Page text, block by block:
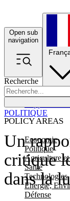
Open sub
navigation
Recherche
POLICY AREAS
Economie
Politique
Agriculture
Santé
Technologies
Energie,
Défense
Un
critique
dans la
POLITIQUE